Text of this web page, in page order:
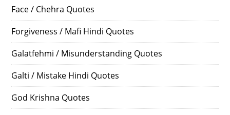
Face / Chehra Quotes
Forgiveness / Mafi Hindi Quotes
Galatfehmi / Misunderstanding Quotes
Galti / Mistake Hindi Quotes
God Krishna Quotes